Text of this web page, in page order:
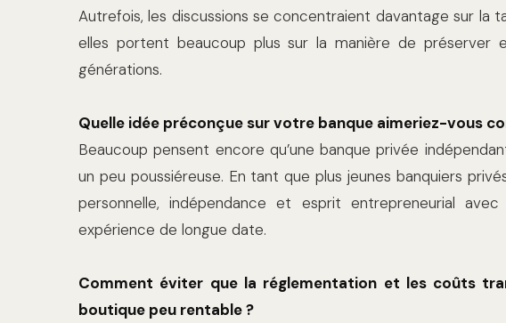
Autrefois, les discussions se concentraient davantage sur la
elles portent beaucoup plus sur la manière de préserver
générations.
Quelle idée préconçue sur votre banque aimeriez-vous
Beaucoup pensent encore qu’une banque privée
un peu poussiéreuse. En tant que plus jeunes banquiers
personnelle, indépendance et esprit entrepreneurial
expérience de longue date.
Comment éviter que la réglementation et les coûts
boutique peu rentable ?